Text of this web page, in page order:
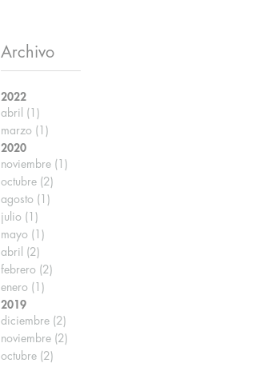
Archivo
2022
abril (1)
marzo (1)
2020
noviembre (1)
octubre (2)
agosto (1)
julio (1)
mayo (1)
abril (2)
febrero (2)
enero (1)
2019
diciembre (2)
noviembre (2)
octubre (2)